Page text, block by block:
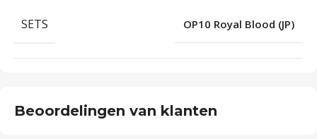
SETS OP10 Royal Blood (JP)
Beoordelingen van klanten